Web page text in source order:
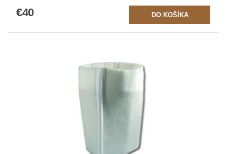
€40